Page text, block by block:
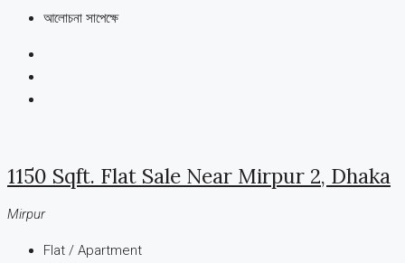
আলোচনা সাপেক্ষে
1150 Sqft. Flat Sale Near Mirpur 2, Dhaka
Mirpur
Flat / Apartment